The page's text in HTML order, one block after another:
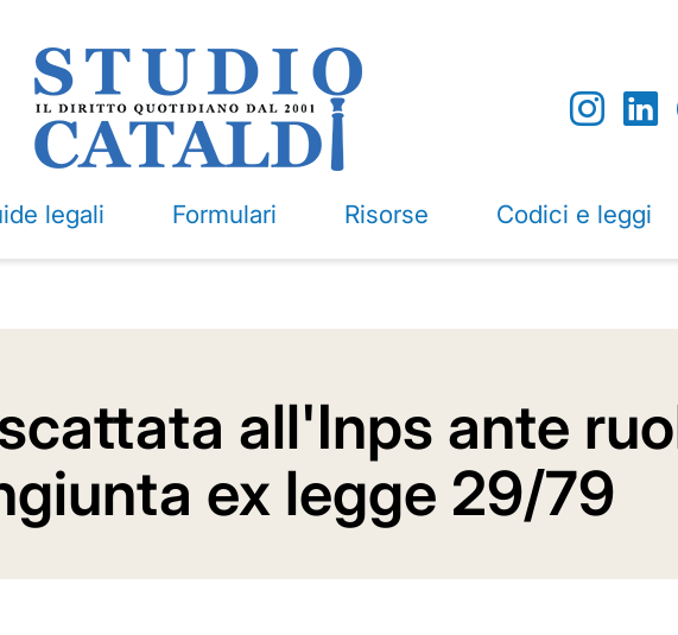
legali Formulari Risorse Codici e leggi
all'Inps ante
ex legge 29/79